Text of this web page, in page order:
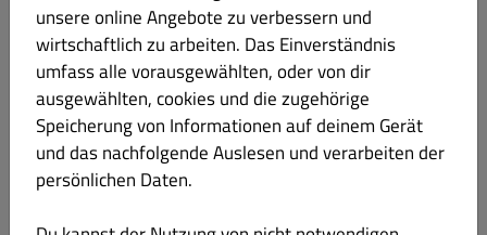
67.Vegetarian
Avocado, Gurken, Rucola, Frischkäse, Sesam
68. Frittierte Uramaki mit Lachs
unsere online Angebote zu verbessern und
wirtschaftlich zu arbeiten. Das Einverständnis
umfass alle vorausgewählten, oder von dir
ausgewählten, cookies und die zugehörige
Speicherung von Informationen auf deinem Gerät
und das nachfolgende Auslesen und verarbeiten der
persönlichen Daten.